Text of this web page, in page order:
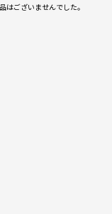
はございませんでした。